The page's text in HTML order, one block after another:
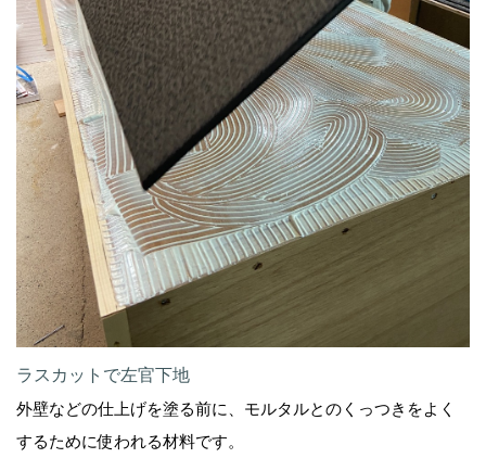
ラスカットで左官下地
外壁などの仕上げを塗る前に、モルタルとのくっつきをよく
するために使われる材料です。